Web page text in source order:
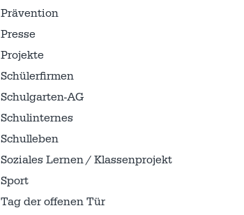
Prävention
Presse
Projekte
Schülerfirmen
Schulgarten-AG
Schulinternes
Schulleben
Soziales Lernen / Klassenprojekt
Sport
Tag der offenen Tür